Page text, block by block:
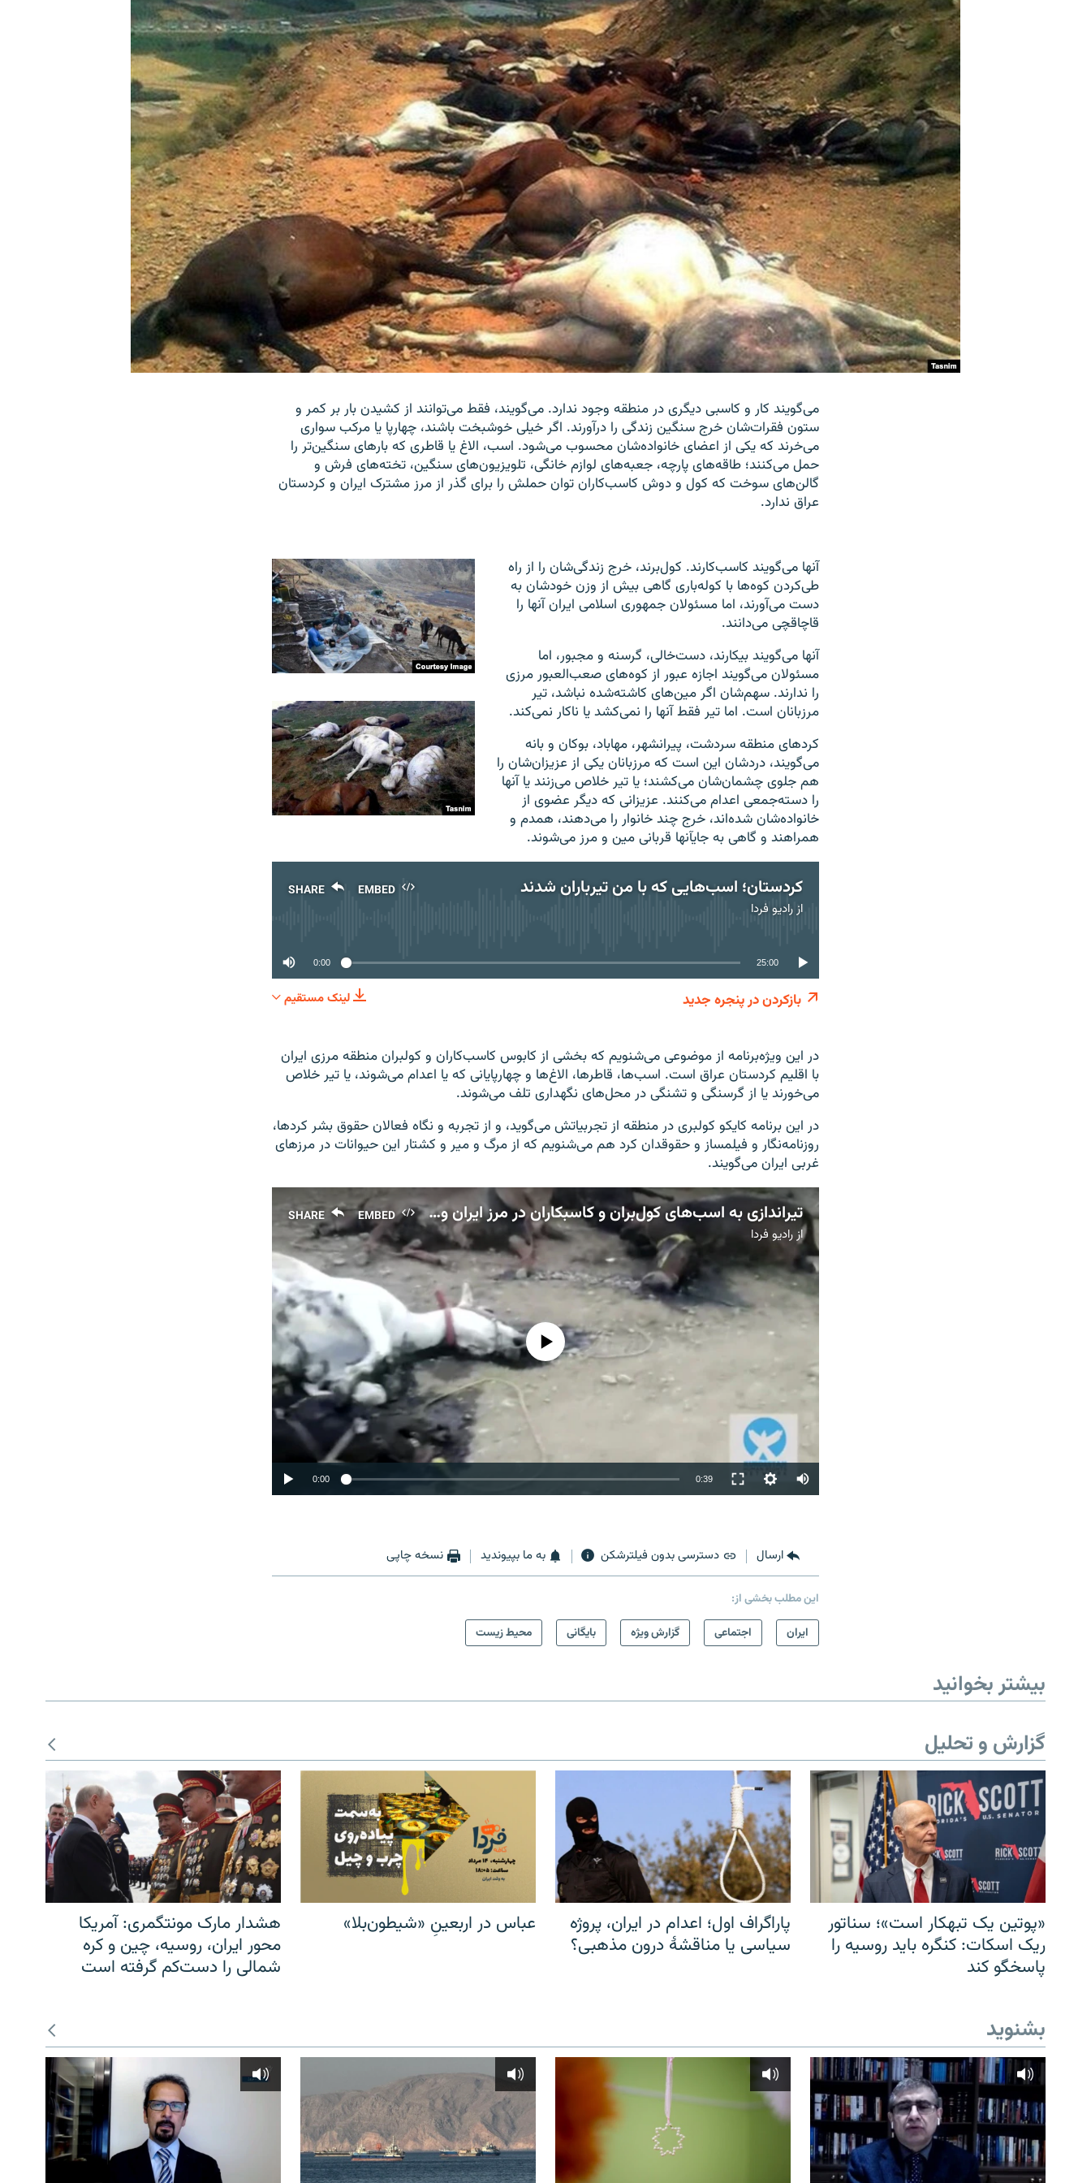
می‌گویند کار و کاسبی دیگری در منطقه وجود ندارد. می‌گویند، فقط می‌توانند از کشیدن بار بر کمر و
ستون فقرات‌شان خرج سنگین زندگی را درآورند. اگر خیلی خوشبخت باشند، چهارپا یا مرکب سواری
می‌خرند که یکی از اعضای خانواده‌شان محسوب می‌شود. اسب، الاغ یا قاطری که بارهای سنگین‌تر را
حمل می‌کنند؛ طاقه‌های پارچه، جعبه‌های لوازم خانگی، تلویزیون‌های سنگین، تخته‌های فرش و
گالن‌های سوخت که کول و دوش کاسب‌کاران توان حملش را برای گذر از مرز مشترک ایران و کردستان
عراق ندارد.
آنها می‌گویند کاسب‌کارند. کول‌برند، خرج زندگی‌شان را از راه
طی‌کردن کوه‌ها با کوله‌باری گاهی بیش از وزن خودشان به
دست می‌آورند، اما مسئولان جمهوری اسلامی ایران آنها را
قاچاقچی می‌دانند.
آنها می‌گویند بیکارند، دست‌خالی، گرسنه و مجبور، اما
مسئولان می‌گویند اجازه عبور از کوه‌های صعب‌العبور مرزی
را ندارند. سهم‌شان اگر مین‌های کاشته‌شده نباشد، تیر
مرزبانان است. اما تیر فقط آنها را نمی‌کشد یا ناکار نمی‌کند.
کردهای منطقه سردشت، پیرانشهر، مهاباد، بوکان و بانه
می‌گویند، دردشان این است که مرزبانان یکی از عزیزان‌شان را
هم جلوی چشمان‌شان می‌کشند؛ یا تیر خلاص می‌زنند یا آنها
را دسته‌جمعی اعدام می‌کنند. عزیزانی که دیگر عضوی از
خانواده‌شان شده‌اند، خرج چند خانوار را می‌دهند، همدم و
همراهند و گاهی به جایآنها قربانی مین و مرز می‌شوند.
EMBED
SHARE کردستان؛ اسب‌هایی که با من تیرباران شدند
ازرادیو فردا
SHARE
0:00 25:00
لینک مستقیم بازکردن در پنجره جدید
در این ویژه‌برنامه از موضوعی می‌شنویم که بخشی از کابوس کاسب‌کاران و کولبران منطقه مرزی ایران
با اقلیم کردستان عراق است. اسب‌ها، قاطرها، الاغ‌ها و چهارپایانی که یا اعدام می‌شوند، یا تیر خلاص
می‌خورند یا از گرسنگی و تشنگی در محل‌های نگهداری تلف می‌شوند.
در این برنامه کایکو کولبری در منطقه از تجربیاتش می‌گوید، و از تجربه و نگاه فعالان حقوق بشر کردها،
روزنامه‌نگار و فیلمساز و حقوقدان کرد هم می‌شنویم که از مرگ و میر و کشتار این حیوانات در مرزهای
غربی ایران می‌گویند.​
EMBED
SHARE ‫تیراندازی به اسب‌های کول‌بران و کاسبکاران در مرز ایران و کردستان عراق‬
ازرادیو فردا
No media source currently available
0:00 0:39
ارسال دسترسی بدون فیلترشکن به ما بپیوندید نسخه چاپی
این مطلب بخشی از:
ايران
اجتماعی گزارش ویژه بایگانی محیط زیست
بیشتر بخوانید
گزارش و تحلیل
«پوتین یک تبهکار است»؛ سناتور
ریک اسکات: کنگره باید روسیه را
پاسخگو کند
پاراگراف اول؛ اعدام در ایران، پروژه
سیاسی یا مناقشهٔ درون مذهبی؟
عباس در اربعینِ «شیطون‌بلا»
هشدار مارک مونتگمری: آمریکا
محور ایران، روسیه، چین و کره
شمالی را دست‌کم گرفته است
بشنوید